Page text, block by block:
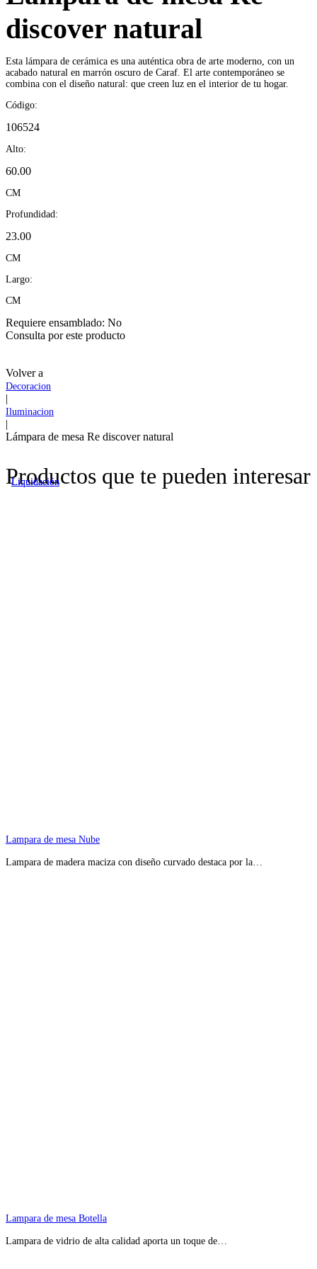
discover natural
Esta lámpara de cerámica es una auténtica obra de arte moderno, con un
acabado natural en marrón oscuro de Caraf. El arte contemporáneo se
combina con el diseño natural: que creen luz en el interior de tu hogar.
Código:
106524
Alto:
60.00
CM
Profundidad:
23.00
CM
Largo:
CM
Requiere ensamblado: No
Consulta por este producto
Volver a
Decoracion
|
Iluminacion
|
Lámpara de mesa Re discover natural
Productos que te pueden interesar
Lampara de mesa Nube
Lampara de madera maciza con diseño curvado destaca por la…
Lampara de mesa Botella
Lampara de vidrio de alta calidad aporta un toque de…
Liquidación
Liquidación